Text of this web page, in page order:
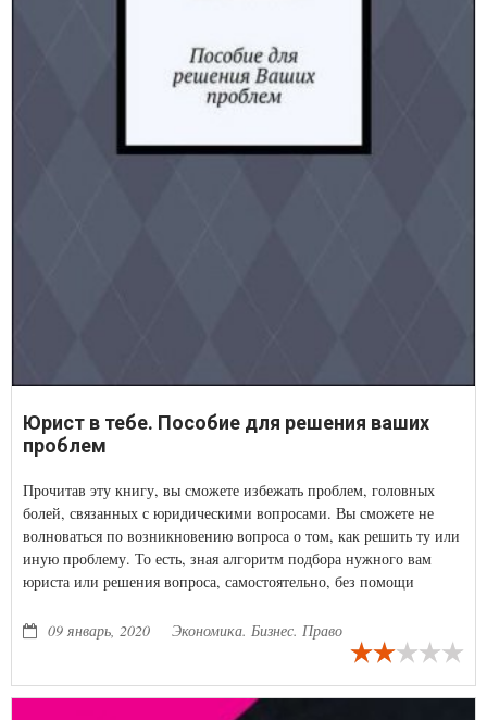
Юрист в тебе. Пособие для решения ваших
проблем
Прочитав эту книгу, вы сможете избежать проблем, головных
болей, связанных с юридическими вопросами. Вы сможете не
волноваться по возникновению вопроса о том, как решить ту или
иную проблему. То есть, зная алгоритм подбора нужного вам
юриста или решения вопроса, самостоятельно, без помощи
даже без вашего участия, в случае если это
узкоспециализированный вопрос и подобран нужный вам
09 январь, 2020 Экономика. Бизнес. Право